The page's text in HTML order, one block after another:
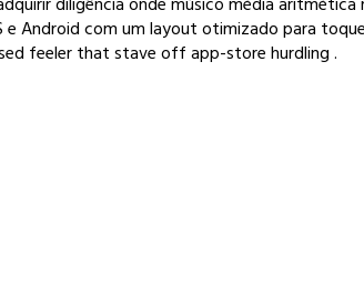
Android com um layout otimizado para
feeler that stave off app-store hurdling .